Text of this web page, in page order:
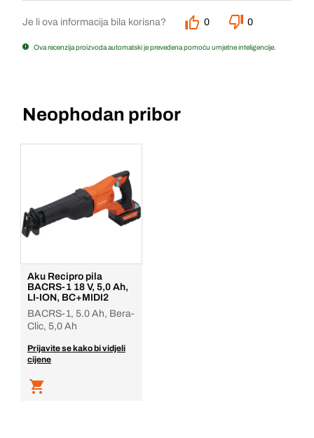
Je li ova informacija bila korisna? 0 0
Ova recenzija proizvoda automatski je prevedena pomoću umjetne inteligencije.
Neophodan pribor
Aku Recipro pila
BACRS-1 18 V, 5,0 Ah,
LI-ION, BC+MIDI2
BACRS-1, 5.0 Ah, Bera-
Clic, 5,0 Ah
Prijavite se kako bi vidjeli
cijene